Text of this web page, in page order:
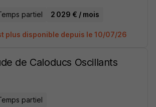
partiel 2 029 € / mois
plus disponible depuis le 10/07/26
de Caloducs Oscillants
partiel